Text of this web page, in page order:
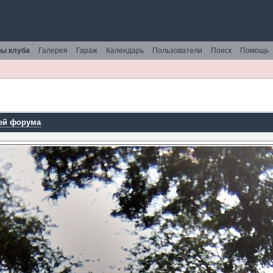
Помощь
Поиск
Пользователи
Календарь
Гараж
Галерея
клуба
форума